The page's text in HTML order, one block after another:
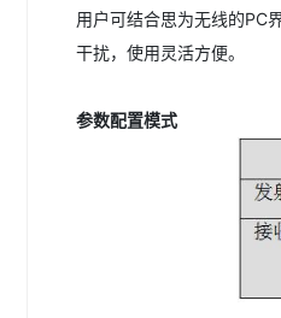
用户可结合思为无线的PC
干扰，使用灵活方便。
参数配置模式